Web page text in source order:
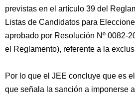
previstas en el artículo 39 del
Listas de Candidatos para
aprobado por Resolución Nº 0082-
el Reglamento), referente a la
Por lo que el JEE concluye que es
que señala la sanción a imponerse